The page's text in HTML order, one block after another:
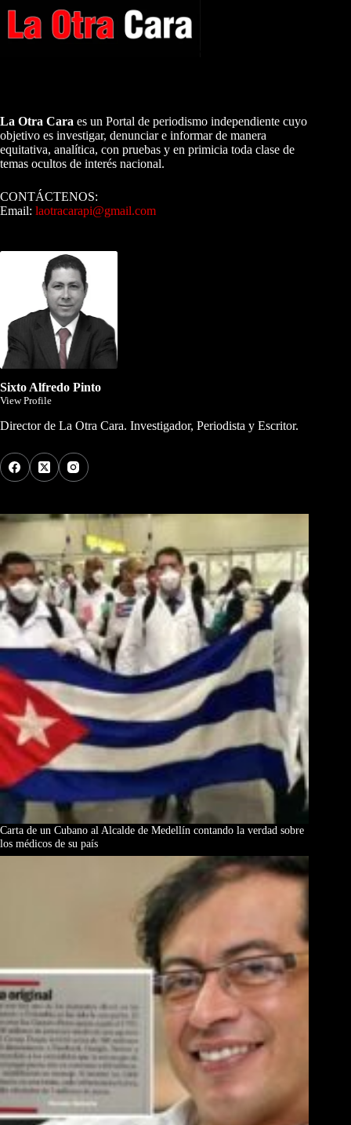
La Otra Cara es un Portal de periodismo independiente cuyo
objetivo es investigar, denunciar e informar de manera
equitativa, analítica, con pruebas y en primicia toda clase de
temas ocultos de interés nacional.
CONTÁCTENOS:
Email: laotracarapi@gmail.com
Sixto Alfredo Pinto
View Profile
Director de La Otra Cara. Investigador, Periodista y Escritor.
Carta de un Cubano al Alcalde de Medellín contando la verdad sobre
los médicos de su país